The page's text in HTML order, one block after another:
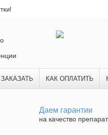
ЗАКАЗАТЬ КАК ОПЛАТИТЬ
Даем гарантии
на качество